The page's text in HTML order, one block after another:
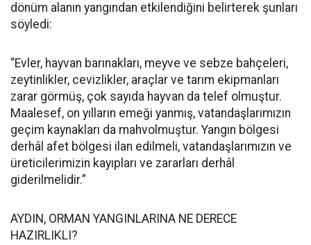
dönüm alanın yangından etkilendiğini belirterek şunları
söyledi:
“Evler, hayvan barınakları, meyve ve sebze bahçeleri,
zeytinlikler, cevizlikler, araçlar ve tarım ekipmanları
zarar görmüş, çok sayıda hayvan da telef olmuştur.
Maalesef, on yılların emeği yanmış, vatandaşlarımızın
geçim kaynakları da mahvolmuştur. Yangın bölgesi
derhâl afet bölgesi ilan edilmeli, vatandaşlarımızın ve
üreticilerimizin kayıpları ve zararları derhâl
giderilmelidir.”
AYDIN, ORMAN YANGINLARINA NE DERECE
HAZIRLIKLI?